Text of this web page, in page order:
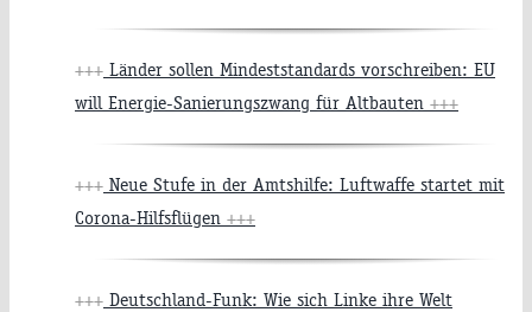
+++ Länder sollen Mindeststandards vorschreiben: EU
will Energie-Sanierungszwang für Altbauten +++
+++ Neue Stufe in der Amtshilfe: Luftwaffe startet mit
Corona-Hilfsflügen +++
+++ Deutschland-Funk: Wie sich Linke ihre Welt